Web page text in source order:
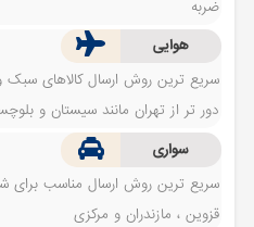
ضربه
هوایی
سریع ترین روش ارسال کالاهای
دور تر از تهران مانند سیستان و
سواری
سریع ترین روش ارسال مناسب برای
قزوین ، مازندران و مرکزی